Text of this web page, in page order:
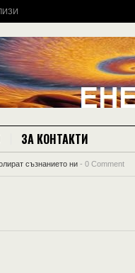
ЗА КОНТАКТИ
съзнанието ни - 0 Comment